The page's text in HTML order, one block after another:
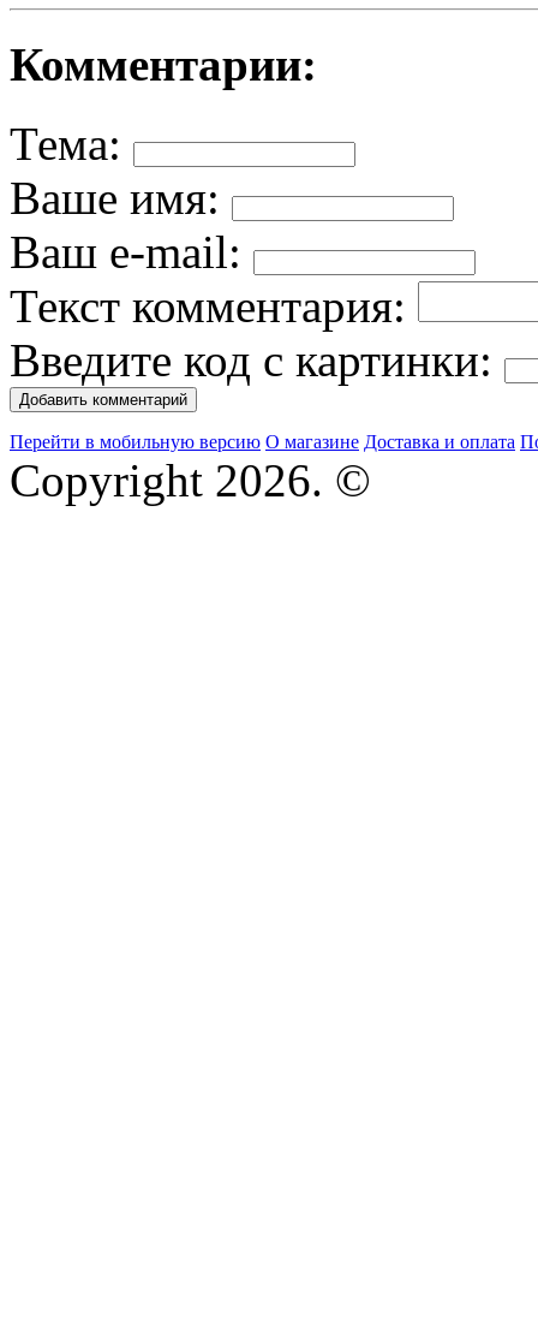
Комментарии:
Тема:
Ваше имя:
Ваш e-mail:
Текст комментария:
Введите код с картинки:
Перейти в мобильную версию О магазине Доставка и оплата
Copyright 2026. ©